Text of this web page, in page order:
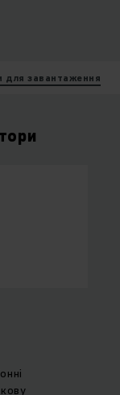
для завантаження